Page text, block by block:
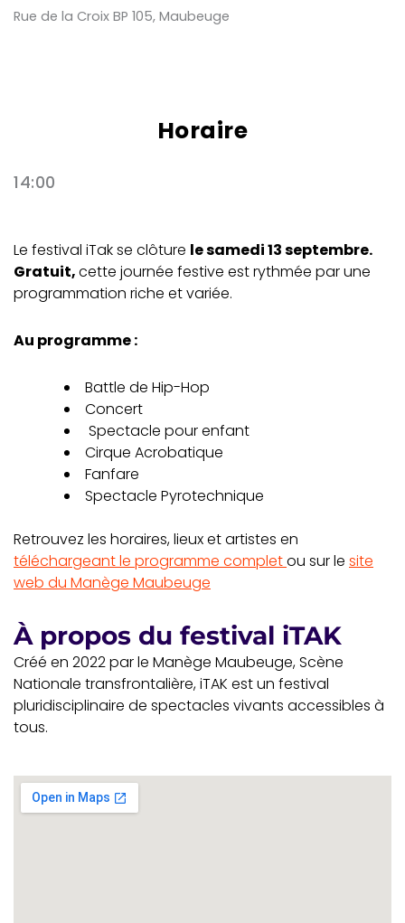
Rue de la Croix BP 105, Maubeuge
Horaire
14:00
Le festival iTak se clôture le samedi 13 septembre.
Gratuit,cette journée festive est rythmée par une
programmation riche et variée.
Au programme :
Battle de Hip-Hop
Concert
Spectacle pour enfant
Cirque Acrobatique
Fanfare
Spectacle Pyrotechnique
Retrouvez les horaires, lieux et artistes en
téléchargeant le programme completou sur le site
web du Manège Maubeuge
À propos du festival iTAK
Créé en 2022 par le Manège Maubeuge, Scène
Nationale transfrontalière, iTAK est un festival
pluridisciplinaire de spectacles vivants accessibles à
tous.